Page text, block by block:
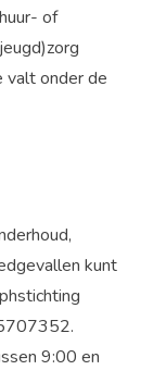
of
valt onder de
kunt
.
9:00 en